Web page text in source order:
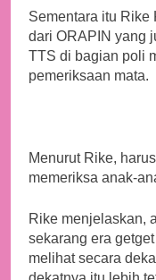
Sementara itu Rike
dari ORAPIN yang
TTS di bagian poli
pemeriksaan mata.
Menurut Rike,
memeriksa anak-
Rike menjelaskan,
sekarang era
melihat secara